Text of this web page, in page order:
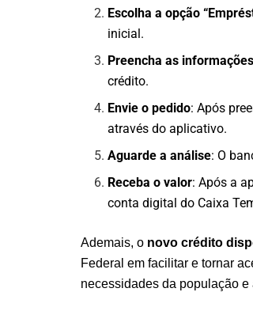
Escolha a opção
inicial.
Preencha as informações
crédito.
Envie o pedido: Após
através do aplicativo.
Aguarde a análise: O
Receba o valor: Após a
conta digital do Caixa
Ademais, o novo crédito
Federal em facilitar e tornar
necessidades da população